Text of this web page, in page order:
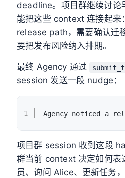
deadline。项目群继续讨论
能把这些 context 连接起来
release path，需要确认迁
要把发布风险纳入排期。
最终 Agency 通过
session 发送一段 nudge：
1 Agency noticed a
项目群 session 收到这段
群当前 context 决定如何表
员、询问 Alice、更新任务